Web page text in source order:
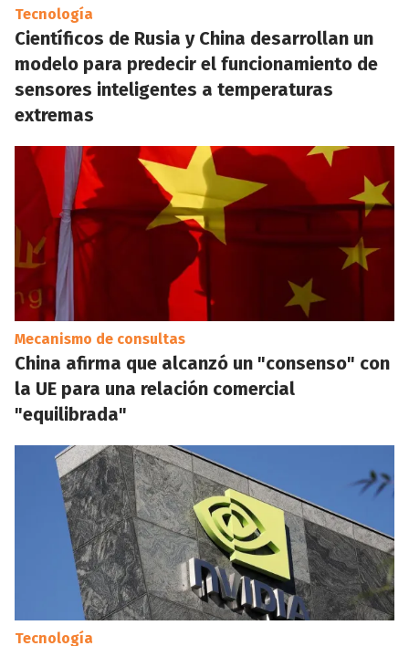
Tecnología
Científicos de Rusia y China desarrollan un
modelo para predecir el funcionamiento de
sensores inteligentes a temperaturas
extremas
Mecanismo de consultas
China afirma que alcanzó un "consenso" con
la UE para una relación comercial
"equilibrada"
Tecnología